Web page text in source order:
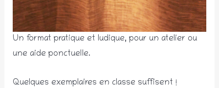
Un format pratique et ludique, pour un atelier ou
une aide ponctuelle.
Quelques exemplaires en classe suffisent !